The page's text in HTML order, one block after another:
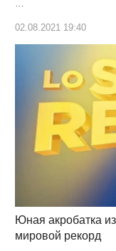
02.08.2021 19:40
Юная акробатка
мировой рекорд